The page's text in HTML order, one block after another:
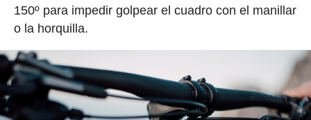
150º para impedir golpear el cuadro con el manillar
o la horquilla.